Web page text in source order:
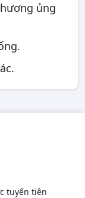
ủng
tuyến tiên